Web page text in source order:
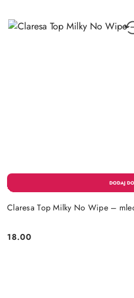
Claresa Top Milky No Wipe –
Cena:
18.00